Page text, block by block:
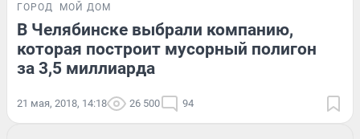
ГОРОД МОЙ ДОМ
В Челябинске выбрали компанию,
которая построит мусорный полигон
за 3,5 миллиарда
21 мая, 2018, 14:18 26 500 94